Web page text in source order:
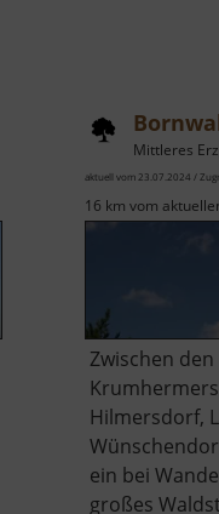
Mittleres
aktuell vom 23.07.2024 /
16 km vom
Zwischen
Hilmersdorf,
ein bei
großes